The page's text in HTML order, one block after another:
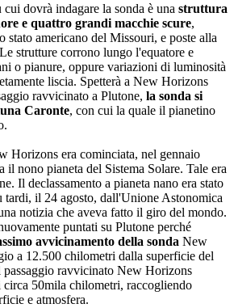
dovrà indagare la sonda è una struttura
e quattro grandi macchie scure,
stato americano del Missouri, e poste alla
strutture corrono lungo l'equatore e
o pianure, oppure variazioni di luminosità
liscia. Spetterà a New Horizons
ravvicinato a Plutone, la sonda si
Caronte, con cui la quale il pianetino
Horizons era cominciata, nel gennaio
il nono pianeta del Sistema Solare. Tale era
Il declassamento a pianeta nano era stato
tardi, il 24 agosto, dall'Unione Astonomica
notizia che aveva fatto il giro del mondo.
puntati su Plutone perché
avvicinamento della sonda New
a 12.500 chilometri dalla superficie del
passaggio ravvicinato New Horizons
circa 50mila chilometri, raccogliendo
e atmosfera.